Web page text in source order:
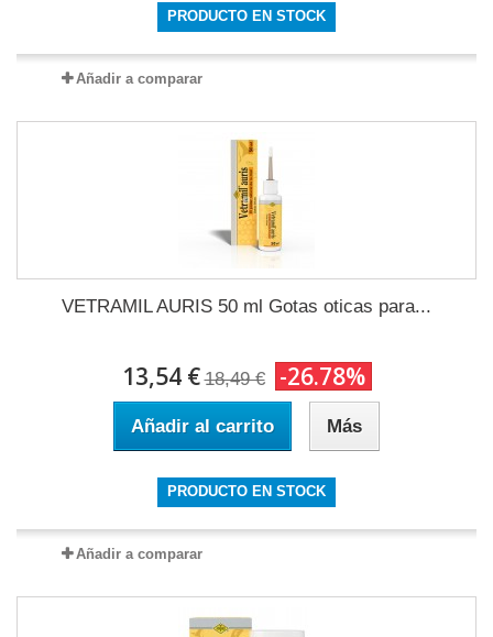
PRODUCTO EN STOCK
Añadir a comparar
VETRAMIL AURIS 50 ml Gotas oticas para...
13,54 € 18,49 € -26.78%
Añadir al carrito Más
PRODUCTO EN STOCK
Añadir a comparar